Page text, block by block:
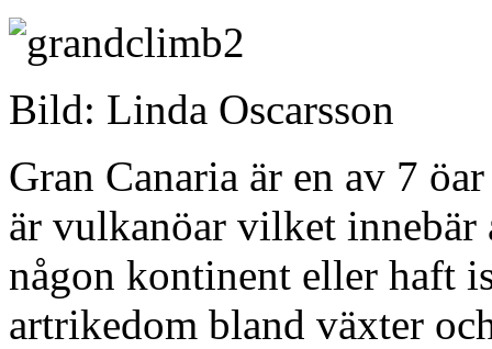
Bild: Linda Oscarsson
Gran Canaria är en av 7
är vulkanöar vilket
någon kontinent eller haft
artrikedom bland växter